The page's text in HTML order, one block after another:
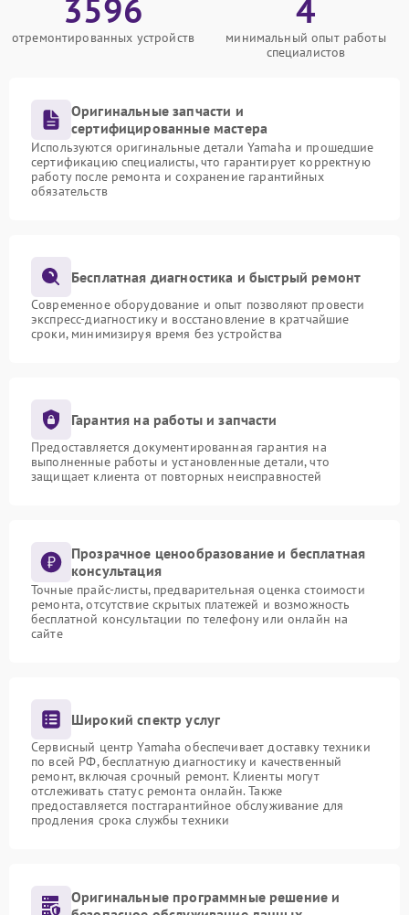
3596
отремонтированных устройств
4
минимальный опыт работы
специалистов
Оригинальные запчасти и
сертифицированные мастера
Используются оригинальные детали Yamaha и прошедшие
сертификацию специалисты, что гарантирует корректную
работу после ремонта и сохранение гарантийных
обязательств
Бесплатная диагностика и быстрый ремонт
Современное оборудование и опыт позволяют провести
экспресс-диагностику и восстановление в кратчайшие
сроки, минимизируя время без устройства
Гарантия на работы и запчасти
Предоставляется документированная гарантия на
выполненные работы и установленные детали, что
защищает клиента от повторных неисправностей
Прозрачное ценообразование и бесплатная
консультация
Точные прайс-листы, предварительная оценка стоимости
ремонта, отсутствие скрытых платежей и возможность
бесплатной консультации по телефону или онлайн на
сайте
Широкий спектр услуг
Сервисный центр Yamaha обеспечивает доставку техники
по всей РФ, бесплатную диагностику и качественный
ремонт, включая срочный ремонт. Клиенты могут
отслеживать статус ремонта онлайн. Также
предоставляется постгарантийное обслуживание для
продления срока службы техники
Оригинальные программные решение и